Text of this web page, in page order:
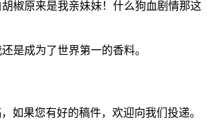
椒原来是我亲妹妹！什么狗血剧情那这
是成为了世界第一的香料。
如果您有好的稿件，欢迎向我们投递。